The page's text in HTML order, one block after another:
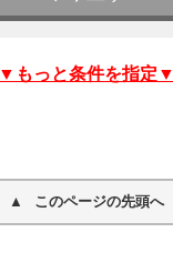
▼もっと条件を指定▼
このページの先頭へ